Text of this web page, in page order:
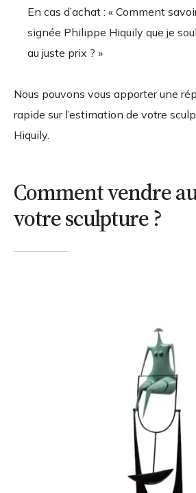
En cas d’achat : « Comment
signée Philippe Hiquily que je
au juste prix ? »
Nous pouvons vous apporter une
rapide sur l’estimation de votre
Hiquily.
Comment vendre
votre sculpture ?